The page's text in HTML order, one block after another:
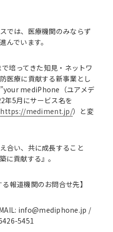
では、医療機関のみならず
んでいます。
培ってきた知見・ネットワ
医療に貢献する新事業とし
mediPhone（ユアメデ
年5月にサービス名を
https://mediment.jp/）と変
合い、共に成長すること
に貢献する』。
報道機関のお問合せ先】
info@mediphone.jp /
5451